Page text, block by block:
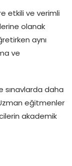
etkili ve verimli
olanak
aynı
ve
sınavlarda daha
eğitmenler
akademik